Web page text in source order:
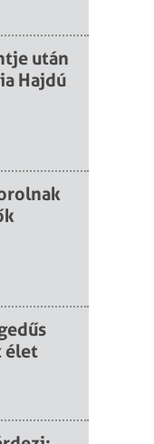
után
Hajdú
élet